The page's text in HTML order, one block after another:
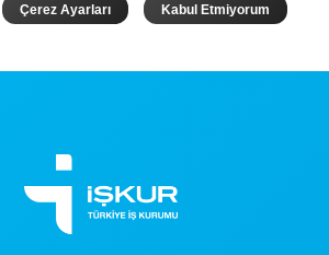
Çerez Ayarları Kabul Etmiyorum